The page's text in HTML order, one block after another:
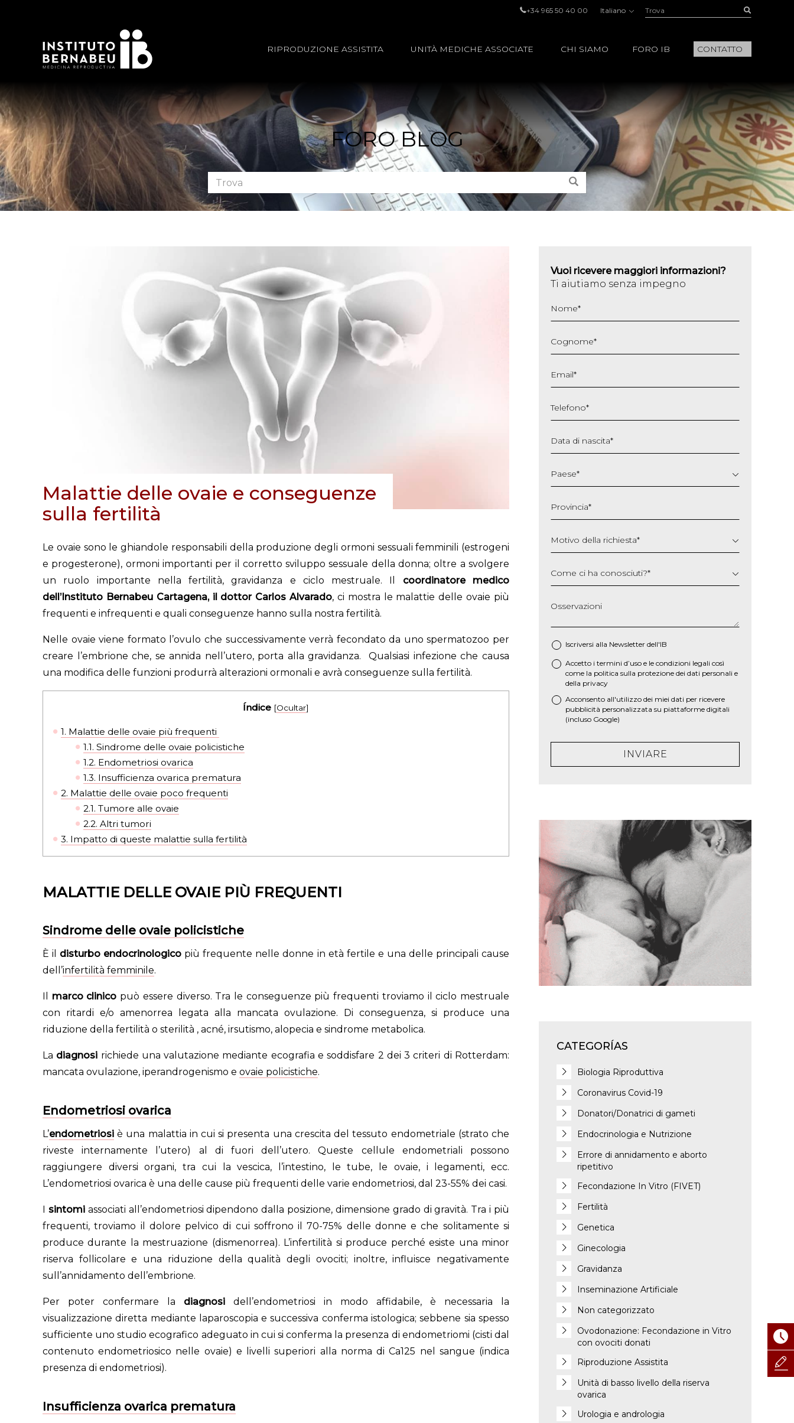
+34 965 50 40 00 Italiano Trova:
RIPRODUZIONE ASSISTITA UNITÀ MEDICHE ASSOCIATE CHI SIAMO FORO IB CONTATTO
FORO BLOG
Cerca
nel
forum:
Trova
Malattie delle ovaie e conseguenze
sulla fertilità
Le ovaie sono le ghiandole responsabili della produzione degli ormoni sessuali femminili (estrogeni
e progesterone), ormoni importanti per il corretto sviluppo sessuale della donna; oltre a svolgere
un ruolo importante nella fertilità, gravidanza e ciclo mestruale. Il coordinatore medico
dell’Instituto Bernabeu Cartagena, il dottor Carlos Alvarado, ci mostra le malattie delle ovaie più
frequenti e infrequenti e quali conseguenze hanno sulla nostra fertilità.
Nelle ovaie viene formato l’ovulo che successivamente verrà fecondato da uno spermatozoo per
creare l’embrione che, se annida nell’utero, porta alla gravidanza. Qualsiasi infezione che causa
una modifica delle funzioni produrrà alterazioni ormonali e avrà conseguenze sulla fertilità.
Índice [Ocultar]
1. Malattie delle ovaie più frequenti
1.1. Sindrome delle ovaie policistiche
1.2. Endometriosi ovarica
1.3. Insufficienza ovarica prematura
2. Malattie delle ovaie poco frequenti
2.1. Tumore alle ovaie
2.2. Altri tumori
3. Impatto di queste malattie sulla fertilità
MALATTIE DELLE OVAIE PIÙ FREQUENTI
Sindrome delle ovaie policistiche
È il disturbo endocrinologico più frequente nelle donne in età fertile e una delle principali cause
dell’infertilità femminile.
Il marco clinico può essere diverso. Tra le conseguenze più frequenti troviamo il ciclo mestruale
con ritardi e/o amenorrea legata alla mancata ovulazione. Di conseguenza, si produce una
riduzione della fertilità o sterilità , acné, irsutismo, alopecia e sindrome metabolica.
La diagnosi richiede una valutazione mediante ecografia e soddisfare 2 dei 3 criteri di Rotterdam:
mancata ovulazione, iperandrogenismo e ovaie policistiche.
Endometriosi ovarica
L’endometriosi è una malattia in cui si presenta una crescita del tessuto endometriale (strato che
riveste internamente l’utero) al di fuori dell’utero. Queste cellule endometriali possono
raggiungere diversi organi, tra cui la vescica, l’intestino, le tube, le ovaie, i legamenti, ecc.
L’endometriosi ovarica è una delle cause più frequenti delle varie endometriosi, dal 23-55% dei casi.
I sintomiassociati all’endometriosi dipendono dalla posizione, dimensione grado di gravità. Tra i più
frequenti, troviamo il dolore pelvico di cui soffrono il 70-75% delle donne e che solitamente si
produce durante la mestruazione (dismenorrea). L’infertilità si produce perché esiste una minor
riserva follicolare e una riduzione della qualità degli ovociti; inoltre, influisce negativamente
sull’annidamento dell’embrione.
Per poter confermare la diagnosi dell’endometriosi in modo affidabile, è necessaria la
visualizzazione diretta mediante laparoscopia e successiva conferma istologica; sebbene sia spesso
sufficiente uno studio ecografico adeguato in cui si conferma la presenza di endometriomi (cisti dal
contenuto endometriosico nelle ovaie) e livelli superiori alla norma di Ca125 nel sangue (indica
presenza di endometriosi).
Insufficienza ovarica prematura
Vuoi ricevere maggiori informazioni?
Ti aiutiamo senza impegno
Nome*
Cognome*
Email*
Telefono*
Data di nascita*
slash
MM
AAAA
Paese*
Provincia*
Motivo della richiesta*
Come ci ha conosciuti?*
Osservazioni
Iscriversi alla Newsletter dell'IB
* Accetto i termini d’uso e le condizioni legali così
come la politica sulla protezione dei dati personali e
della privacy
Acconsento all'utilizzo dei miei dati per ricevere
pubblicità personalizzata su piattaforme digitali
(incluso Google)
INVIARE
CATEGORÍAS
Biologia Riproduttiva
Coronavirus Covid-19
Donatori/Donatrici di gameti
Endocrinologia e Nutrizione
Errore di annidamento e aborto
ripetitivo
Fecondazione In Vitro (FIVET)
Fertilità
Genetica
Ginecologia
Gravidanza
Inseminazione Artificiale
Non categorizzato
Ovodonazione: Fecondazione in Vitro
con ovociti donati
Riproduzione Assistita
Unità di basso livello della riserva
ovarica
Urologia e andrologia